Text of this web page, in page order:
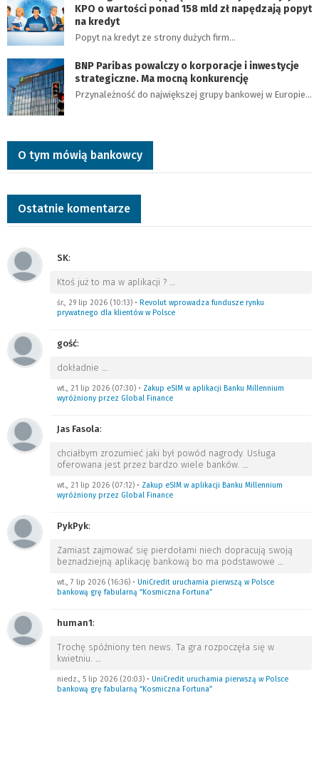
KPO o wartości ponad 158 mld zł napędzają popyt
na kredyt
Popyt na kredyt ze strony dużych firm…
BNP Paribas powalczy o korporacje i inwestycje
strategiczne. Ma mocną konkurencję
Przynależność do największej grupy bankowej w Europie…
O tym mówią bankowcy
Ostatnie komentarze
SK:
Ktoś już to ma w aplikacji ? …
śr., 29 lip 2026 (10:13) • Revolut wprowadza fundusze rynku
prywatnego dla klientów w Polsce
gość:
dokładnie …
wt., 21 lip 2026 (07:30) • Zakup eSIM w aplikacji Banku Millennium
wyróżniony przez Global Finance
Jas Fasola:
chciałbym zrozumieć jaki był powód nagrody. Usługa
oferowana jest przez bardzo wiele banków. …
wt., 21 lip 2026 (07:12) • Zakup eSIM w aplikacji Banku Millennium
wyróżniony przez Global Finance
PykPyk:
Zamiast zajmować się pierdołami niech dopracują swoją
beznadziejną aplikację bankową bo ma podstawowe …
wt., 7 lip 2026 (16:36) • UniCredit uruchamia pierwszą w Polsce
bankową grę fabularną “Kosmiczna Fortuna”
human1:
Trochę spóźniony ten news. Ta gra rozpoczęła się w
kwietniu. …
niedz., 5 lip 2026 (20:03) • UniCredit uruchamia pierwszą w Polsce
bankową grę fabularną “Kosmiczna Fortuna”